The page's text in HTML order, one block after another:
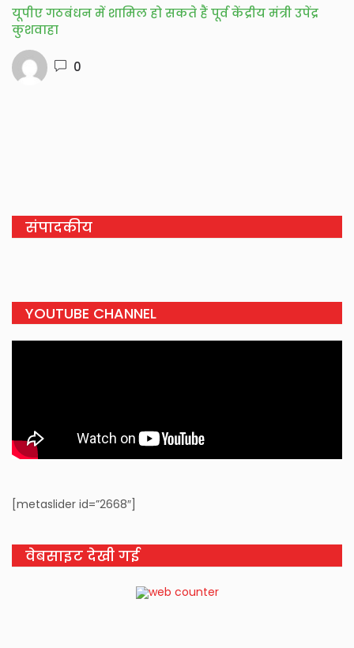
यूपीए गठबंधन में शामिल हो सकते हैं पूर्व केंद्रीय मंत्री उपेंद्र
कुशवाहा
0
संपादकीय
YOUTUBE CHANNEL
[metaslider id=”2668″]
वेबसाइट देखी गई